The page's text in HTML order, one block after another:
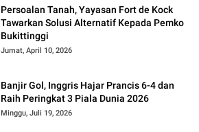
Persoalan Tanah, Yayasan Fort de Kock
Tawarkan Solusi Alternatif Kepada Pemko
Bukittinggi
Jumat, April 10, 2026
Banjir Gol, Inggris Hajar Prancis 6-4 dan
Raih Peringkat 3 Piala Dunia 2026
Minggu, Juli 19, 2026